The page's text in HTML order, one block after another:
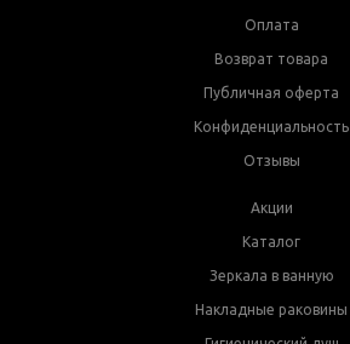
Оплата
Возврат товара
Публичная оферта
Конфиденциальность
Отзывы
Акции
Каталог
Зеркала в ванную
Накладные раковины